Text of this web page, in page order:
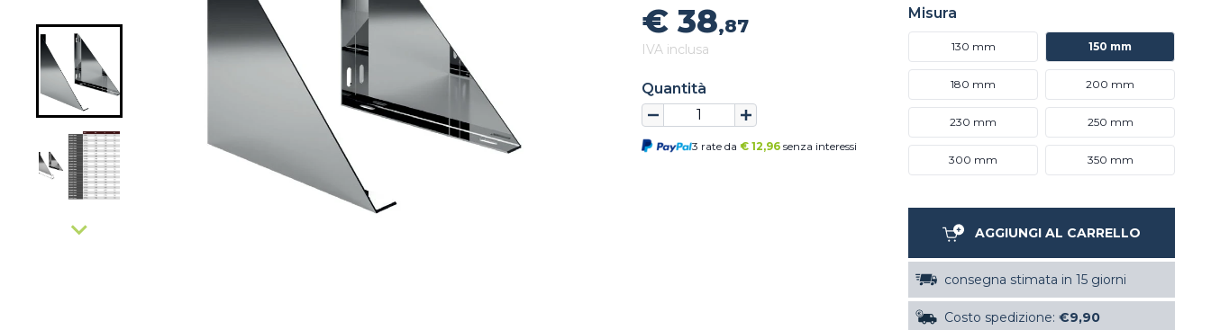
€ 38,87
IVA inclusa
Quantità
3 rate da € 12,96 senza interessi
Misura
130 mm 150 mm
180 mm 200 mm
230 mm 250 mm
300 mm 350 mm
AGGIUNGI AL CARRELLO
consegna stimata in 15 giorni
Costo spedizione: €9,90